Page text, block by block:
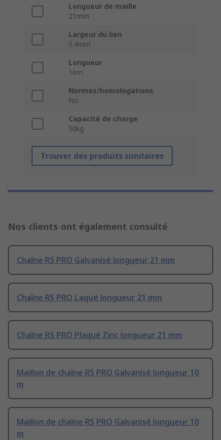
Longueur de maille
21mm
Largeur du lien
5.4mm
Longueur
10m
Normes/homologations
No
Capacité de charge
50kg
Trouver des produits similaires
Nos clients ont également consulté
Chaîne RS PRO Galvanisé longueur 21 mm
Chaîne RS PRO Laqué longueur 21 mm
Chaîne RS PRO Plaqué Zinc longueur 21 mm
Maillon de chaîne RS PRO Galvanisé longueur 10
m
Maillon de chaîne RS PRO Galvanisé longueur 10
m